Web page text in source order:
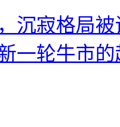
沉寂格局
一轮牛市